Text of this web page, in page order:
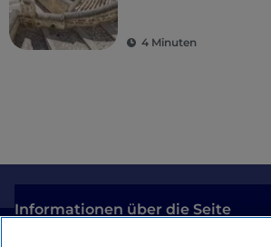
der Schönheit
4 Minuten
Informationen über die Seite